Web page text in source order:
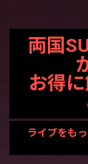
両国
お得
ライブをも